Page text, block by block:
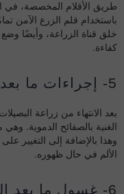
طريق الأقلام المخصصة، في
خلق قناة الزراعة، وأيضًا
كفاءة.
5- إجراءات ما بعد العملية
الغنية بالصفائح الدموية.
وهذا بالإضافة إلى التغيير
الألم في حال ظهوره.
6- غسول ما بعد العميلة